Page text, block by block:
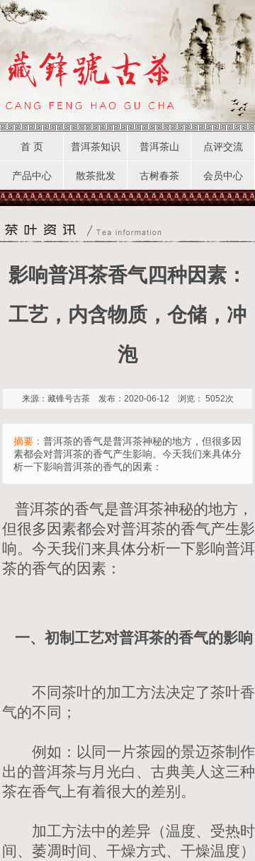
首 页 普洱茶知识 普洱茶山 点评交流
产品中心 散茶批发 古树春茶 会员中心
影响普洱茶香气四种因素：
工艺，内含物质，仓储，冲
泡
来源：藏锋号古茶 发布：2020-06-12 浏览： 5052次
摘要： 普洱茶的香气是普洱茶神秘的地方，但很多因
素都会对普洱茶的香气产生影响。今天我们来具体分
析一下影响普洱茶的香气的因素：
普洱茶的香气是普洱茶神秘的地方，
但很多因素都会对普洱茶的香气产生影
响。今天我们来具体分析一下影响普洱
茶的香气的因素：
一、初制工艺对普洱茶的香气的影响
不同茶叶的加工方法决定了茶叶香
气的不同；
例如：以同一片茶园的景迈茶制作
出的普洱茶与月光白、古典美人这三种
茶在香气上有着很大的差别。
加工方法中的差异（温度、受热时
间、萎凋时间、干燥方式、干燥温度）